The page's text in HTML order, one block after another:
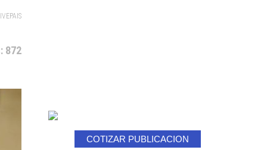
872
COTIZAR PUBLICACION